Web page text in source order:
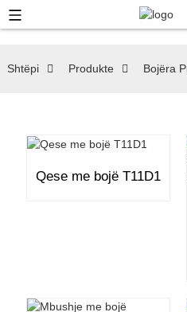
Shtëpi Produkte Bojëra
Qese me bojë T11D1